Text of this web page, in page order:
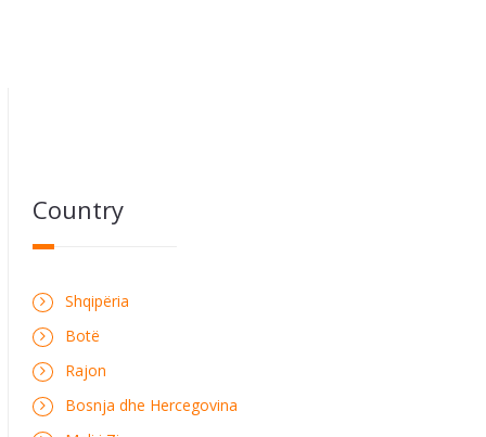
Country
Shqipëria
Botë
Rajon
Bosnja dhe Hercegovina